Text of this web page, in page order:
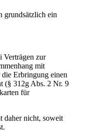
grundsätzlich ein
Verträgen zur
mit
Erbringung einen
(§ 312g Abs. 2 Nr. 9
für
daher nicht, soweit